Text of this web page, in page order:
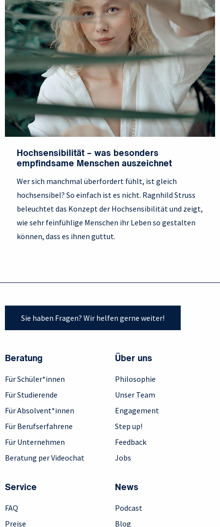
Hochsensibilität – was besonders
empfindsame Menschen auszeichnet
Wer sich manchmal überfordert fühlt, ist gleich
hochsensibel? So einfach ist es nicht. Ragnhild Struss
beleuchtet das Konzept der Hochsensibilität und zeigt,
wie sehr feinfühlige Menschen ihr Leben so gestalten
können, dass es ihnen guttut.
Sie haben Fragen? Wir helfen gerne weiter!
Beratung
Für Schüler*innen
Für Studierende
Für Absolvent*innen
Für Berufserfahrene
Für Unternehmen
Beratung per Videochat
Über uns
Philosophie
Unser Team
Engagement
Step up!
Feedback
Jobs
Service
FAQ
Preise
News
Podcast
Blog